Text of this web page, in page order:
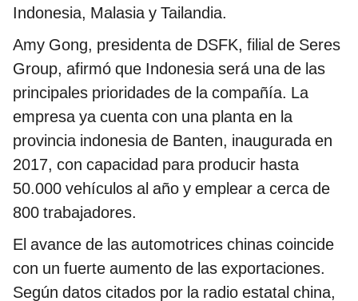
Indonesia, Malasia y Tailandia.
Amy Gong, presidenta de DSFK, filial de Seres
Group, afirmó que Indonesia será una de las
principales prioridades de la compañía. La
empresa ya cuenta con una planta en la
provincia indonesia de Banten, inaugurada en
2017, con capacidad para producir hasta
50.000 vehículos al año y emplear a cerca de
800 trabajadores.
El avance de las automotrices chinas coincide
con un fuerte aumento de las exportaciones.
Según datos citados por la radio estatal china,